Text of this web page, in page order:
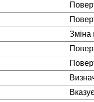
Зміна